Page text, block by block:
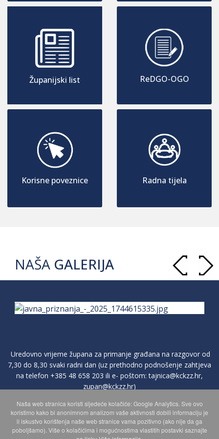
Županijski list
Korisne poveznice
ReDGO-OGO
Radna tijela
NAŠA GALERIJA
Uredovno vrijeme župana za primanje građana na razgovor od
7,30 do 8,30 svaki radni dan (uz prethodno podnošenje zahtjeva
na telefon +385 48 658 203 ili e- poštom:tajnica@kckzz.hr,
zupan@kckzz.hr)
POLITIKA ZAŠTITE PRIVATNOSTI OSOBNIH PODATAKA
Naša web stranica koristi sljedeće kolačiće: Google Analytics. Sve ovo
koristimo kako bi anonimnom analizom vaše aktivnosti dobili informaciju je
li iskustvo korištenja naše web stranice vama pozitivno (ako nije da ga
poboljšamo). Više o kolačićima i mogućnostima vlastitih postavki saznajte